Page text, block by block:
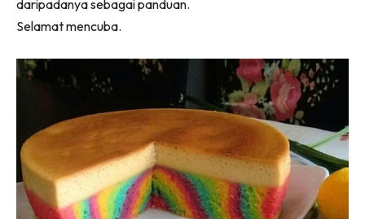
daripadanya sebagai panduan.
Selamat mencuba.